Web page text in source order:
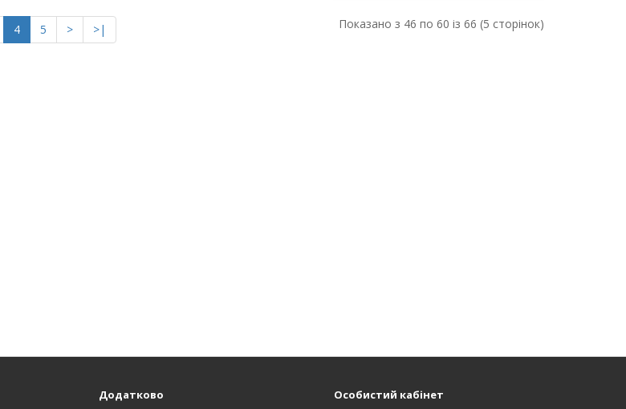
4 5 > >| Показано з 46 по 60 із 66 (5 сторінок)
Додатково Особистий кабінет